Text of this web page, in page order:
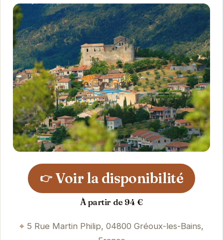
👉 Voir la disponibilité
À partir de 94 €
5 Rue Martin Philip, 04800 Gréoux-les-Bains,